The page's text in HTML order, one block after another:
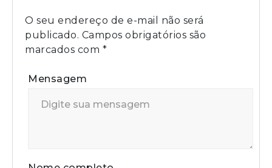
O seu endereço de e-mail não será
publicado. Campos obrigatórios são
marcados com *
Mensagem